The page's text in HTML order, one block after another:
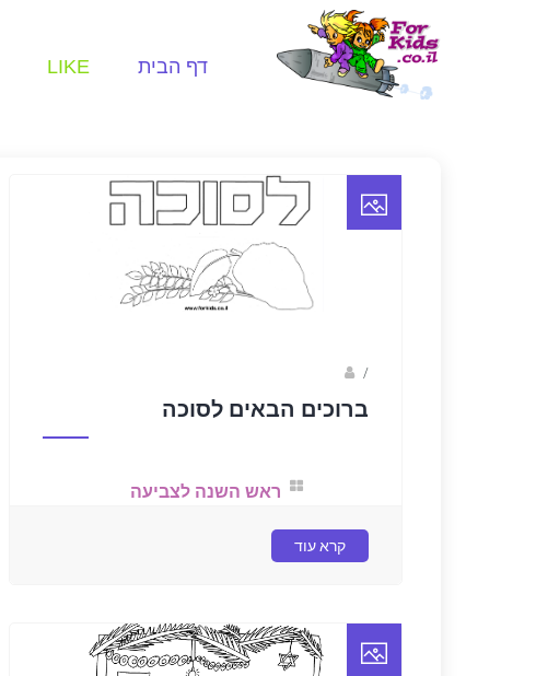
דף הבית LIKE
/
ברוכים הבאים לסוכה
ראש השנה לצביעה
קרא עוד